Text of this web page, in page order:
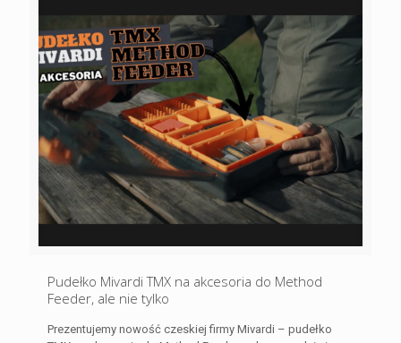
Pudełko Mivardi TMX na akcesoria do Method
Feeder, ale nie tylko
Prezentujemy nowość czeskiej firmy Mivardi – pudełko